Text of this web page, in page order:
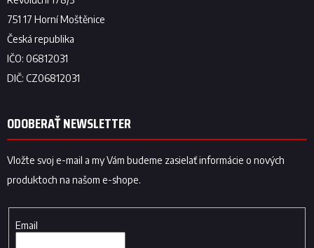
ODOBERAŤ NEWSLETTER
Vložte svoj e-mail a my Vám budeme zasielať informácie o nových
produktoch na našom e-shope.
Email